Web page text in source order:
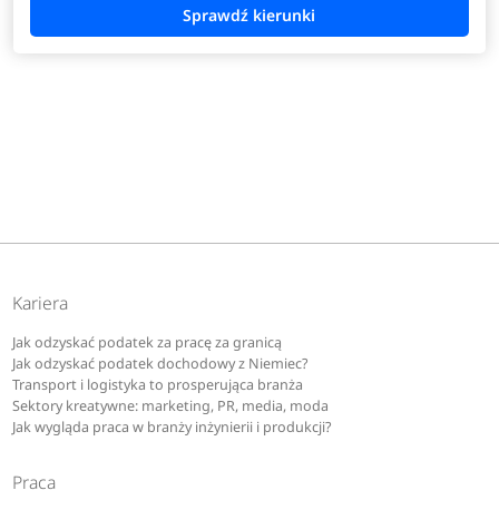
Kariera
Jak odzyskać podatek za pracę za granicą
Jak odzyskać podatek dochodowy z Niemiec?
Transport i logistyka to prosperująca branża
Sektory kreatywne: marketing, PR, media, moda
Jak wygląda praca w branży inżynierii i produkcji?
Praca